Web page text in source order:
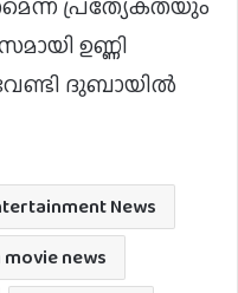
പ്രത്യേകതയും
ഉണ്ണി
ദുബായില്‍
News
news